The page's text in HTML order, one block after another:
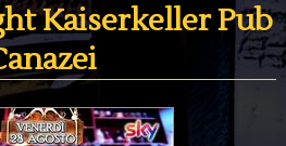
Kaiserkeller Pub